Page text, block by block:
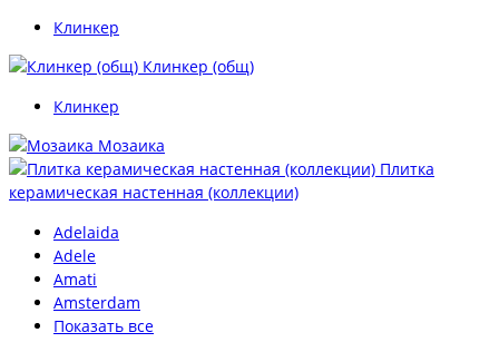
Клинкер
Клинкер (общ)
Клинкер
Мозаика
Плитка
керамическая настенная (коллекции)
Adelaida
Adele
Amati
Amsterdam
Показать все